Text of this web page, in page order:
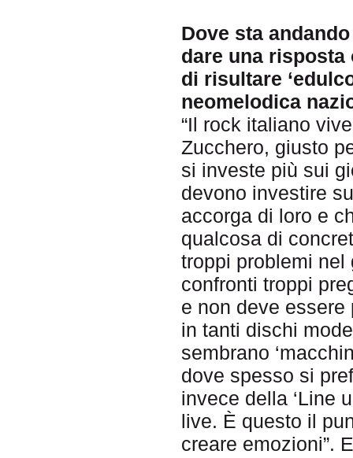
Dove sta
dare una
di risultare
neomelodica
“Il rock italiano
Zucchero, giusto
si investe più sui
devono investire
accorga di loro e
qualcosa di
troppi problemi
confronti troppi
e non deve
in tanti dischi
sembrano
dove spesso si
invece della ‘Line
live. È questo il
creare emozioni”.